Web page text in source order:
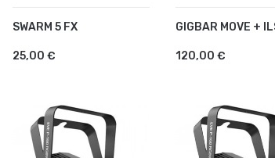
SWARM 5 FX
25,00 €
AJOUTER AU PANIER GIGBAR MOVE +
120,00 €
AJOUTER AU